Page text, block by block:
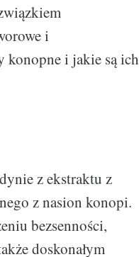
i
konopne i jakie są ich
z ekstraktu z
z nasion konopi.
bezsenności,
doskonałym